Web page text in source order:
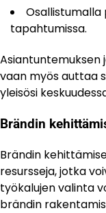
Osallistumalla
tapahtumissa.
Asiantuntemuksen
vaan myös auttaa
yleisösi
Brändin
Brändin
resursseja, jotka
työkalujen valinta
brändin